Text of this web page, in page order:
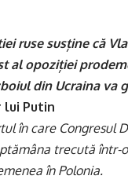
ruse susține că
al opoziției
din Ucraina va
Putin
în care
trecută
în Polonia.